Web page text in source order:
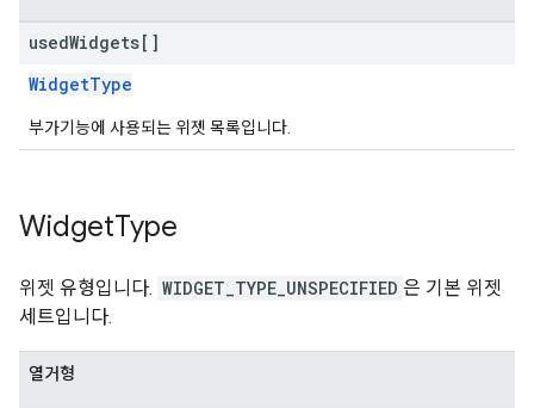
usedWidgets[]
WidgetType
부가기능에 사용되는 위젯 목록입니다.
WidgetType
위젯 유형입니다. WIDGET_TYPE_UNSPECIFIED 은 기본 위젯
세트입니다.
열거형